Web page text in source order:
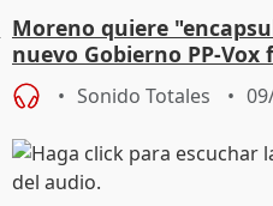
Moreno quiere
nuevo Gobierno PP-Vox
confrontación política
Sonido Totales